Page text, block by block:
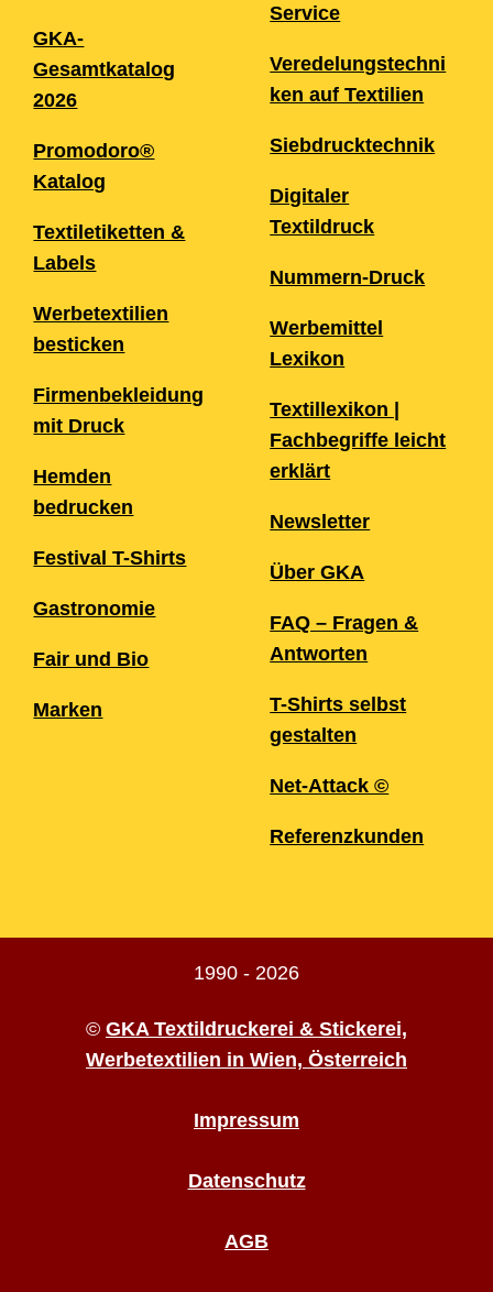
GKA-
Gesamtkatalog
2026
Promodoro®
Katalog
Textiletiketten &
Labels
Werbetextilien
besticken
Firmenbekleidung
mit Druck
Hemden
bedrucken
Festival T-Shirts
Gastronomie
Fair und Bio
Marken
Service
Veredelungstechni
ken auf Textilien
Siebdrucktechnik
Digitaler
Textildruck
Nummern-Druck
Werbemittel
Lexikon
Textillexikon |
Fachbegriffe leicht
erklärt
Newsletter
Über GKA
FAQ – Fragen &
Antworten
T-Shirts selbst
gestalten
Net-Attack ©
Referenzkunden
1990 - 2026
© GKA Textildruckerei & Stickerei,
Werbetextilien in Wien, Österreich
Impressum
Datenschutz
AGB